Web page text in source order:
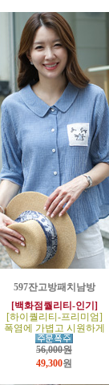
597잔고방패치남방
[백화점퀄리티-인기]
[하이퀄리티-프리미엄]
폭염에 가볍고 시원하게
56,000원
49,300원